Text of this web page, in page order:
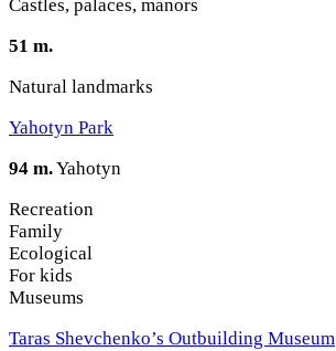
Castles, palaces, manors
51 m.
Natural landmarks
Yahotyn Park
94 m.Yahotyn
Recreation
Family
Ecological
For kids
Museums
Taras Shevchenko’s Outbuilding Museum